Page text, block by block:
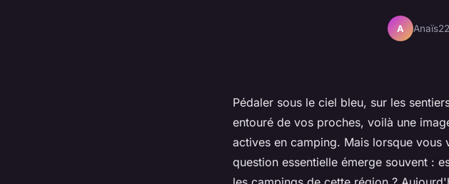
A Anaïs
Pédaler sous le ciel bleu, sur les
entouré de vos proches, voilà une
actives en camping. Mais lorsque
question essentielle émerge souvent :